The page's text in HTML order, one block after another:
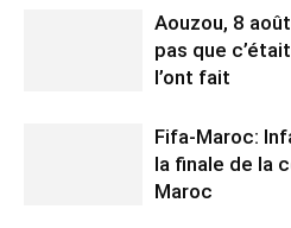
Aouzou, 8
pas que
l’ont fait
Fifa-Maroc:
la finale de la
Maroc